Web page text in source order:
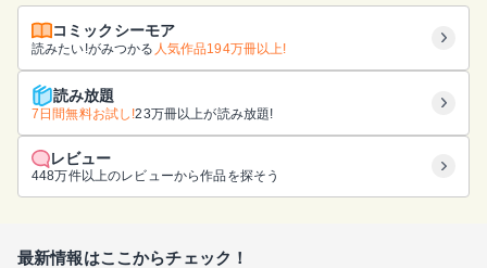
コミックシーモア
読みたい!がみつかる 人気作品194万冊以上!
読み放題
7日間無料お試し!23万冊以上が読み放題!
レビュー
448万件以上のレビューから作品を探そう
最新情報はここからチェック！